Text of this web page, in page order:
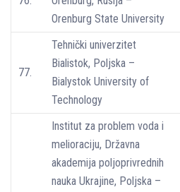
Orenburg State University
77.
Tehnički univerzitet
Bialistok, Poljska –
Bialystok University of
Technology
Institut za problem voda i
melioraciju, Državna
akademija poljoprivrednih
nauka Ukrajine, Poljska –